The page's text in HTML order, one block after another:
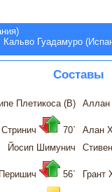
Гуадамуро
Составы
Плетикоса (В) Аллан
70`
Алан
Йосип Шимунич
56` Грант